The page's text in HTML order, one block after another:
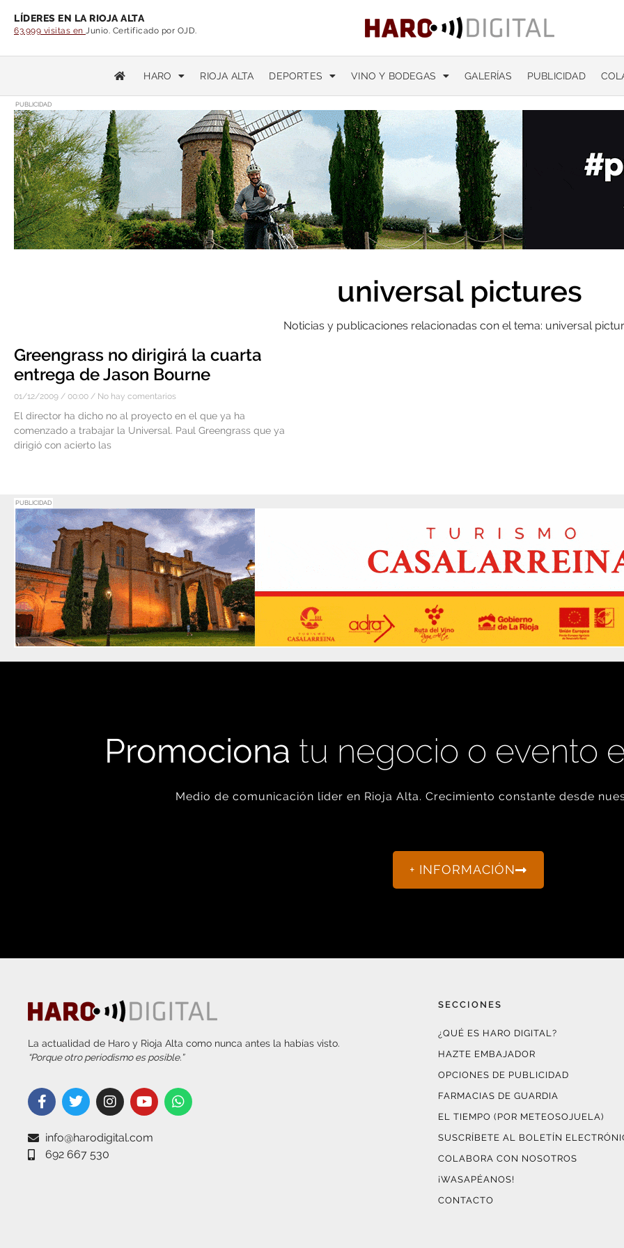
LÍDERES EN LA RIOJA ALTA
63.999 visitas en Junio. Certificado por OJD.
HARO RIOJA ALTA DEPORTES VINO Y BODEGAS GALERÍAS PUBLICIDAD
PUBLICIDAD
universal pictures
Noticias y publicaciones relacionadas con el tema: universal
Greengrass no dirigirá la cuarta
entrega de Jason Bourne
01/12/2009 00:00 No hay comentarios
El director ha dicho no al proyecto en el que ya ha
comenzado a trabajar la Universal. Paul Greengrass que ya
dirigió con acierto las
PUBLICIDAD
Promociona tu negocio o evento
Medio de comunicación líder en Rioja Alta. Crecimiento constante desde
+ INFORMACIÓN
La actualidad de Haro y Rioja Alta como nunca antes la habías visto.
“Porque otro periodismo es posible.”
info@harodigital.com
692 667 530
SECCIONES
¿QUÉ ES HARO DIGITAL?
HAZTE EMBAJADOR
OPCIONES DE PUBLICIDAD
FARMACIAS DE GUARDIA
EL TIEMPO (POR METEOSOJUELA)
SUSCRÍBETE AL BOLETÍN
COLABORA CON NOSOTROS
¡WASAPÉANOS!
CONTACTO